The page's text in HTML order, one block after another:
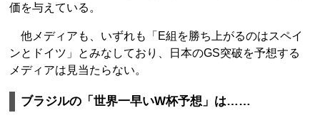
価を与えている。
他メディアも、いずれも「E組を勝ち上がるのはスペイ
ンとドイツ」とみなしており、日本のGS突破を予想する
メディアは見当たらない。
ブラジルの「世界一早いW杯予想」は……